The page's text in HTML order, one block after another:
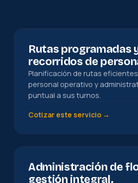
Rutas programadas
recorridos de
Planificación de rutas
personal operativo y
puntual a sus turnos.
Cotizar este servicio →
Administración de
gestión integral.